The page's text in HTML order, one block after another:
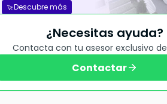
Descubre más
¿Necesitas ayuda?
Contacta con tu asesor exclusivo de
Contactar